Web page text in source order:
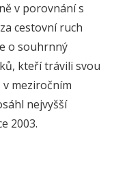
v porovnání s
cestovní ruch
o souhrnný
kteří trávili svou
v meziročním
nejvyšší
2003.